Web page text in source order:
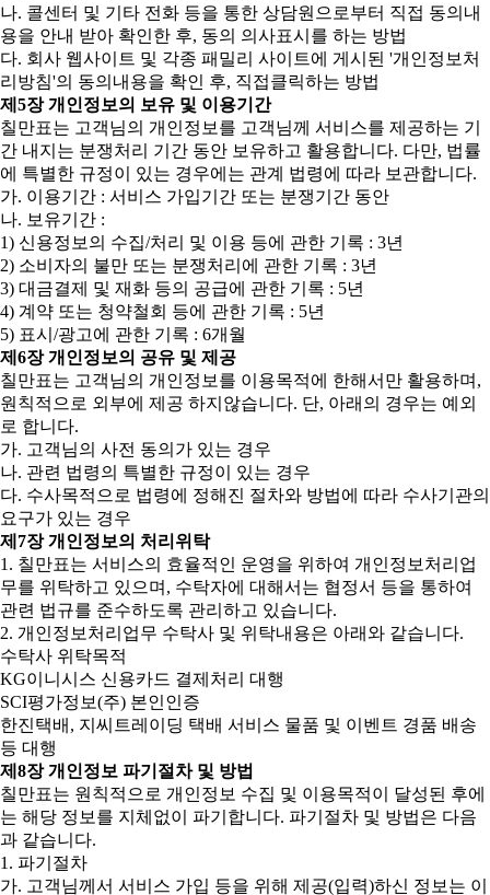
나. 콜센터 및 기타 전화 등을 통한 상담원으로부터 직접 동의내
용을 안내 받아 확인한 후, 동의 의사표시를 하는 방법
다. 회사 웹사이트 및 각종 패밀리 사이트에 게시된 '개인정보처
리방침'의 동의내용을 확인 후, 직접클릭하는 방법
제5장 개인정보의 보유 및 이용기간
칠만표는 고객님의 개인정보를 고객님께 서비스를 제공하는 기
간 내지는 분쟁처리 기간 동안 보유하고 활용합니다. 다만, 법률
에 특별한 규정이 있는 경우에는 관계 법령에 따라 보관합니다.
가. 이용기간 : 서비스 가입기간 또는 분쟁기간 동안
나. 보유기간 :
1) 신용정보의 수집/처리 및 이용 등에 관한 기록 : 3년
2) 소비자의 불만 또는 분쟁처리에 관한 기록 : 3년
3) 대금결제 및 재화 등의 공급에 관한 기록 : 5년
4) 계약 또는 청약철회 등에 관한 기록 : 5년
5) 표시/광고에 관한 기록 : 6개월
제6장 개인정보의 공유 및 제공
칠만표는 고객님의 개인정보를 이용목적에 한해서만 활용하며,
원칙적으로 외부에 제공 하지않습니다. 단, 아래의 경우는 예외
로 합니다.
가. 고객님의 사전 동의가 있는 경우
나. 관련 법령의 특별한 규정이 있는 경우
다. 수사목적으로 법령에 정해진 절차와 방법에 따라 수사기관의
요구가 있는 경우
제7장 개인정보의 처리위탁
1. 칠만표는 서비스의 효율적인 운영을 위하여 개인정보처리업
무를 위탁하고 있으며, 수탁자에 대해서는 협정서 등을 통하여
관련 법규를 준수하도록 관리하고 있습니다.
2. 개인정보처리업무 수탁사 및 위탁내용은 아래와 같습니다.
수탁사 위탁목적
KG이니시스 신용카드 결제처리 대행
SCI평가정보(주) 본인인증
한진택배, 지씨트레이딩 택배 서비스 물품 및 이벤트 경품 배송
등 대행
제8장 개인정보 파기절차 및 방법
칠만표는 원칙적으로 개인정보 수집 및 이용목적이 달성된 후에
는 해당 정보를 지체없이 파기합니다. 파기절차 및 방법은 다음
과 같습니다.
1. 파기절차
가. 고객님께서 서비스 가입 등을 위해 제공(입력)하신 정보는 이